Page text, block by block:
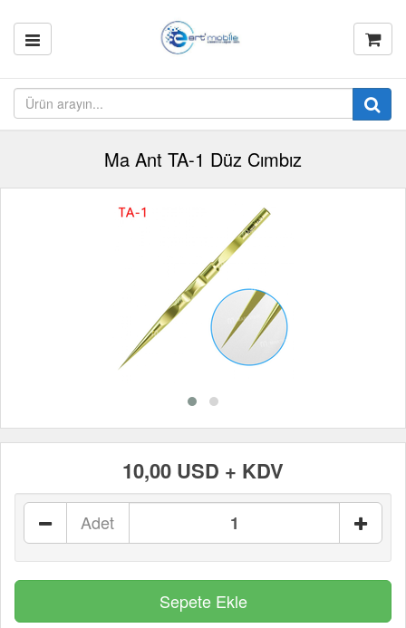
Ma Ant TA-1 Düz Cımbız
10,00 USD + KDV
Adet